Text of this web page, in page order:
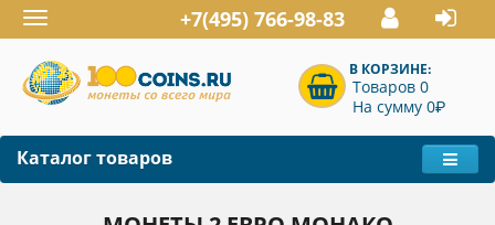
Toggle
navigation
+7(495) 766-98-83
В КОРЗИНЕ:
Товаров 0
На сумму 0P
Каталог товаров